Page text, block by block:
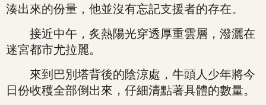
湊出來的份量，他並沒有忘記支援者的存在。
接近中午，炙熱陽光穿透厚重雲層，潑灑在
迷宮都市尤拉麗。
來到巴別塔背後的陰涼處，牛頭人少年將今
日份收穫全部倒出來，仔細清點著具體的數量。